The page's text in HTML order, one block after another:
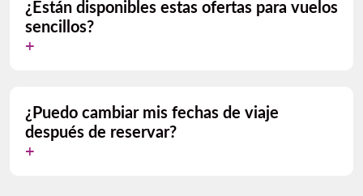
¿Están disponibles estas ofertas para vuelos
sencillos?
¿Puedo cambiar mis fechas de viaje
después de reservar?